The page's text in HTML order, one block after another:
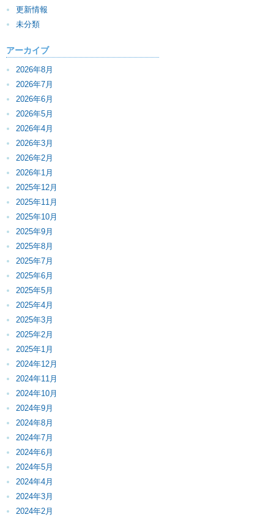
更新情報
未分類
アーカイブ
2026年8月
2026年7月
2026年6月
2026年5月
2026年4月
2026年3月
2026年2月
2026年1月
2025年12月
2025年11月
2025年10月
2025年9月
2025年8月
2025年7月
2025年6月
2025年5月
2025年4月
2025年3月
2025年2月
2025年1月
2024年12月
2024年11月
2024年10月
2024年9月
2024年8月
2024年7月
2024年6月
2024年5月
2024年4月
2024年3月
2024年2月